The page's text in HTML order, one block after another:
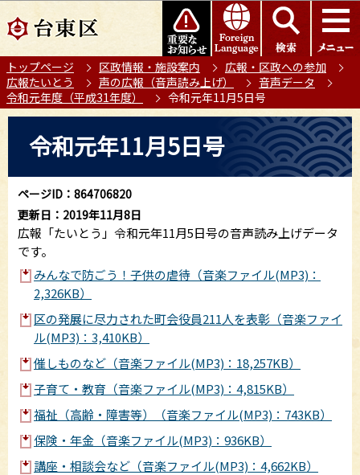
の
ー
ジ
の
このページの本文へ移動
トップページ 区政情報・施設案内
広報・区政への参加
広報たいとう
声の広報（音声読み上げ）
音声データ
令和元年度（平成31年度）
令和元年11月5日号
か
ら
令和元年11月5日号
ページID：864706820
更新日：2019年11月8日
広報「たいとう」令和元年11月5日号の音声読み上げデータ
です。
みんなで防ごう！子供の虐待（音楽ファイル(MP3)：
2,326KB）
区の発展に尽力された町会役員211人を表彰（音楽ファイ
ル(MP3)：3,410KB）
催しものなど（音楽ファイル(MP3)：18,257KB）
子育て・教育（音楽ファイル(MP3)：4,815KB）
福祉（高齢・障害等）（音楽ファイル(MP3)：743KB）
保険・年金（音楽ファイル(MP3)：936KB）
講座・相談会など（音楽ファイル(MP3)：4,662KB）